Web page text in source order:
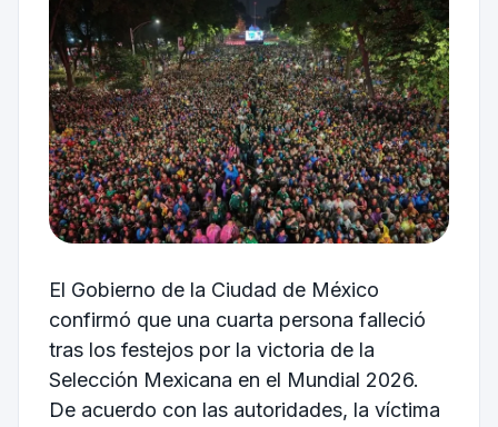
El Gobierno de la Ciudad de México
confirmó que una cuarta persona falleció
tras los festejos por la victoria de la
Selección Mexicana en el Mundial 2026.
De acuerdo con las autoridades, la víctima